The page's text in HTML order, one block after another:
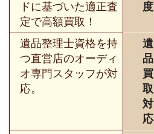
ドに基づいた適正査
定で高額買取！
度
遺品整理士資格を持
つ直営店のオーディ
オ専門スタッフが対
応。
遺
品
買
取
対
応